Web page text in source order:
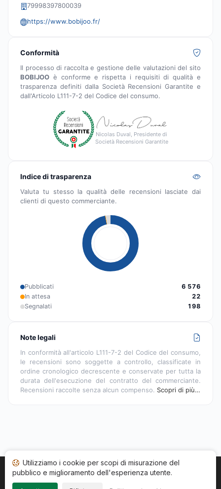
79998397800039
https://www.bobijoo.fr/
Conformità
Il processo di raccolta e gestione delle valutazioni del sito
BOBIJOO è conforme e rispetta i requisiti di qualità e
trasparenza definiti dalla Società Recensioni Garantite e
dall'Articolo L111-7-2 del Codice del consumo.
Nicolas Duval, Presidente di
Società Recensioni Garantite
Indice di trasparenza
Valuta tu stesso la qualità delle recensioni lasciate dai
clienti di questo commerciante.
Pubblicati
6 576
In attesa
22
Segnalati
198
Note legali
In conformità all'articolo L111-7-2 del Codice del consumo,
le recensioni sono soggette a controllo, classificate in
ordine cronologico decrescente e conservate per tutta la
durata dell'esecuzione del contratto del commerciante.
Recensioni raccolte senza alcun compenso. Scopri di più…
Home Stato recensioni Categorie CGU
Utilizziamo i cookie per scopi di misurazione del
pubblico e miglioramento dell'esperienza utente.